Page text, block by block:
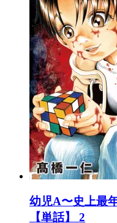
幼児A〜史上最
【単話】 2